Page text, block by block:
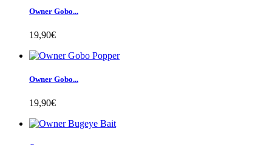
Owner Gobo...
19,90€
Owner Gobo...
19,90€